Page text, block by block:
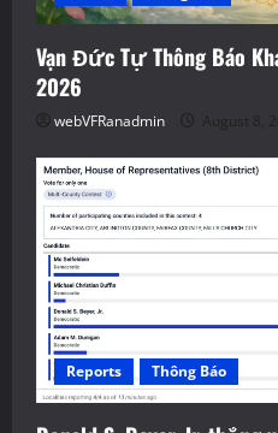
Vạn Đức Tự Thông Báo
2026
webVFRanadmin August 8,
Reports Thông Báo